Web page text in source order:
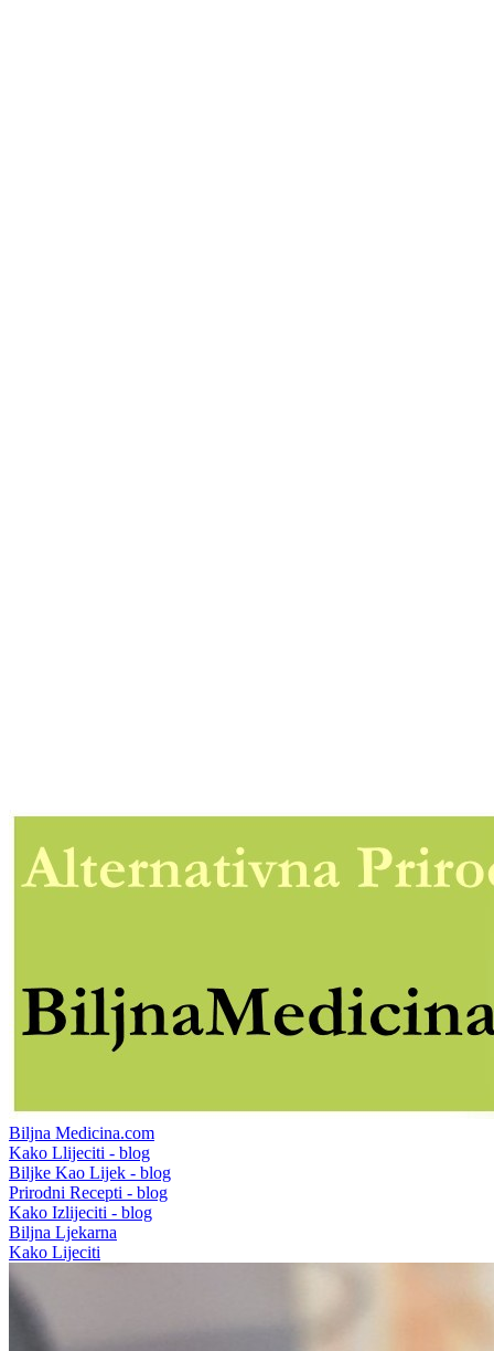
Biljna Medicina.com
Kako Llijeciti - blog
Biljke Kao Lijek - blog
Prirodni Recepti - blog
Kako Izlijeciti - blog
Biljna Ljekarna
Kako Lijeciti